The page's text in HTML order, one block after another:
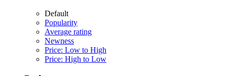
Default
Popularity
Average rating
Newness
Price: Low to High
Price: High to Low